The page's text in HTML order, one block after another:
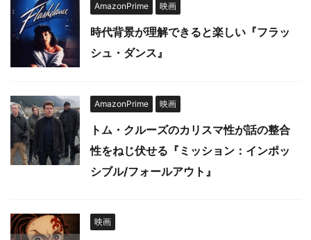
AmazonPrime 映画
時代背景が理解できると楽しい『フラッ
シュ・ダンス』
AmazonPrime 映画
トム・クルーズのカリスマ性が話の整合
性をねじ伏せる『ミッション：インポッ
シブル/フォールアウト』
映画